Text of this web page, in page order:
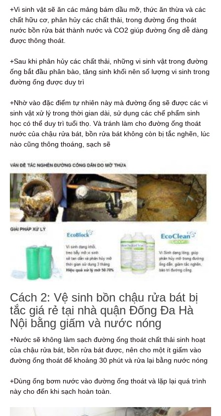
+Vi sinh vật sẽ ăn các mảng bám dầu mỡ, thức ăn thừa và các
chất hữu cơ, phân hủy các chất thải, trong đường ống thoát
nước bồn rửa bát thành nước và CO2 giúp đường ống dễ dàng
được thông thoát.
+Sau khi phân hủy các chất thải, những vi sinh vật trong đường
ống bắt đầu phân bào, tăng sinh khối nên số lượng vi sinh trong
đường ống được duy trì
+Nhờ vào đặc điểm tự nhiên này mà đường ống sẽ được các vi
sinh vật xử lý trong thời gian dài, sử dụng các chế phẩm sinh
học có thể duy trì tuổi thọ. Và tránh làm cho đường ống thoát
nước của chậu rửa bát, bồn rửa bát không còn bị tắc nghẽn, lúc
nào cũng thông thoáng, sạch sẽ
Cách 2: Vệ sinh bồn chậu rửa bát bị
tắc giá rẻ tại nhà quận Đống Đa Hà
Nội bằng giấm và nước nóng
+Nước sẽ không làm sạch đường ống thoát chất thải sinh hoạt
của chậu rửa bát, bồn rửa bát được, nên cho một ít giấm vào
đường ống thoát để khoảng 30 phút và rửa lại bằng nước nóng
+Dùng ống bơm nước vào đường ống thoát và lặp lại quá trình
này cho đến khi sạch hoàn toàn.